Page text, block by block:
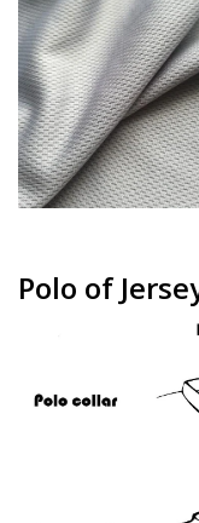
Polo of